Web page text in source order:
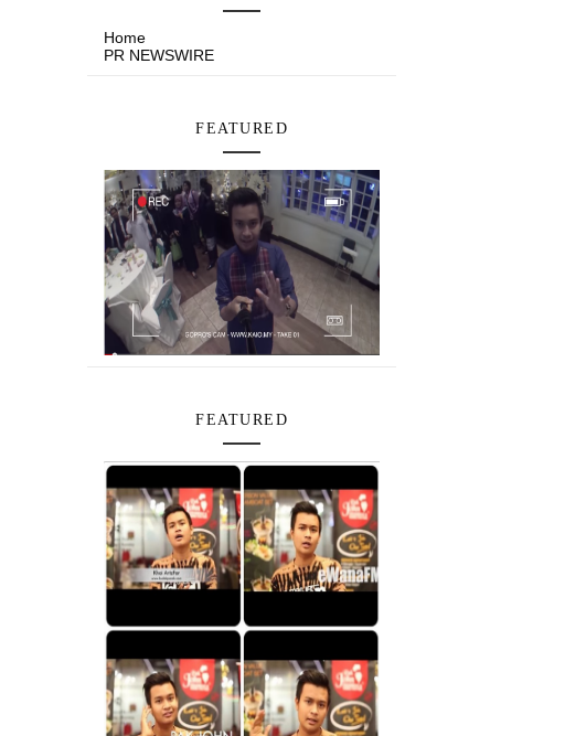
Home
PR NEWSWIRE
FEATURED
FEATURED